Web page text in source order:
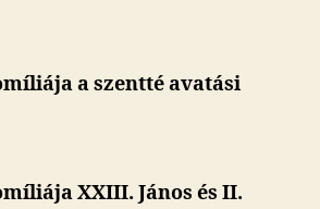
a szentté avatási
XXIII. János és II.